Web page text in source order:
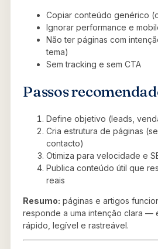
Copiar conteúdo genérico
Ignorar performance e
Não ter páginas com
tema)
Sem tracking e sem CTA
Passos
Define objetivo (leads,
Cria estrutura de páginas
contacto)
Otimiza para velocidade e
Publica conteúdo útil que
reais
Resumo: páginas e artigos
responde a uma intenção clara —
rápido, legível e rastreável.